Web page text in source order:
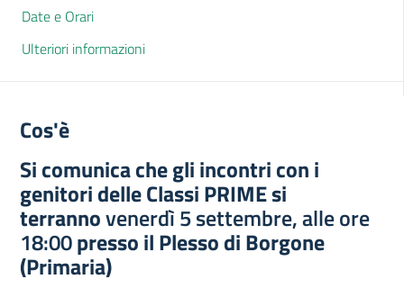
Date e Orari
Ulteriori informazioni
Cos'è
Si comunica che gli incontri con i
genitori delle Classi PRIME si
terrannovenerdì 5 settembre, alle ore
18:00presso il Plesso di Borgone
(Primaria)